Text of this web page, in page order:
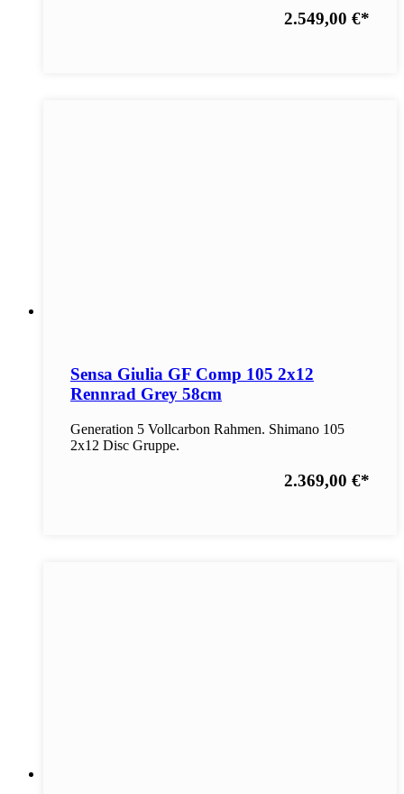
2.549,00 €*
Sensa Giulia GF Comp 105 2x12
Rennrad Grey 58cm
Generation 5 Vollcarbon Rahmen. Shimano 105
2x12 Disc Gruppe.
2.369,00 €*